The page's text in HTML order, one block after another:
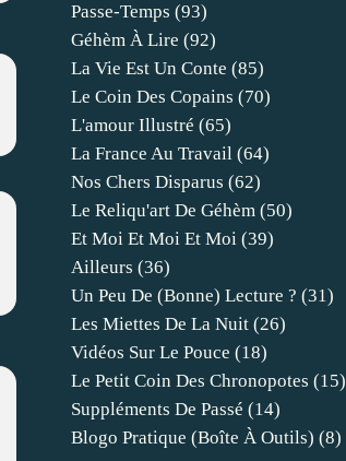
Passe-Temps (93)
Géhèm À Lire (92)
La Vie Est Un Conte (85)
Le Coin Des Copains (70)
L'amour Illustré (65)
La France Au Travail (64)
Nos Chers Disparus (62)
Le Reliqu'art De Géhèm (50)
Et Moi Et Moi Et Moi (39)
Ailleurs (36)
Un Peu De (bonne) Lecture ? (31)
Les Miettes De La Nuit (26)
Vidéos Sur Le Pouce (18)
Le Petit Coin Des Chronopotes (15)
Suppléments De Passé (14)
Blogo Pratique (boîte À Outils) (8)